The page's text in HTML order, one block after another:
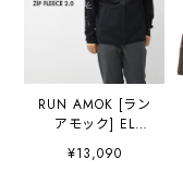
RUN AMOK [ラン
アモック] EL
MORRO ZIP
FLEECE 2.0
¥13,090